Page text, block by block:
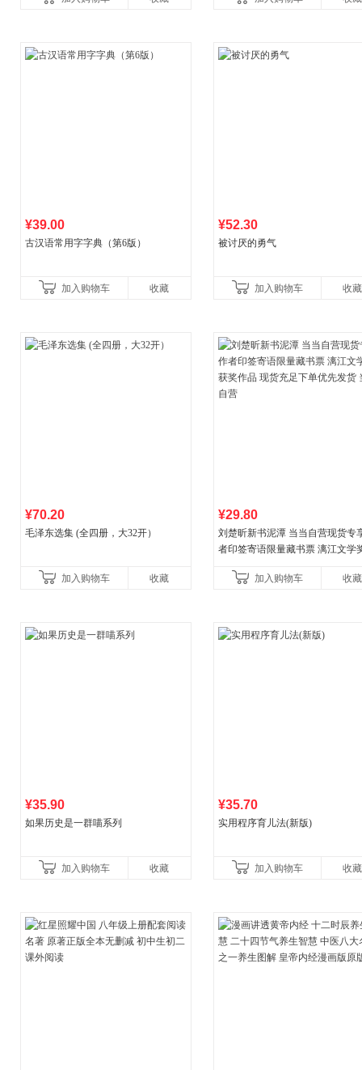
¥39.00
古汉语常用字字典（第6版）
加入购物车 收藏
¥52.30
被讨厌的勇气
加入购物车 收藏
¥70.20
毛泽东选集 (全四册，大32开）
加入购物车 收藏
¥29.80
刘楚昕新书泥潭 当当自营现货专
者印签寄语限量藏书票 漓江文学
加入购物车 收藏
¥35.90
如果历史是一群喵系列
加入购物车 收藏
¥35.70
实用程序育儿法(新版)
加入购物车 收藏